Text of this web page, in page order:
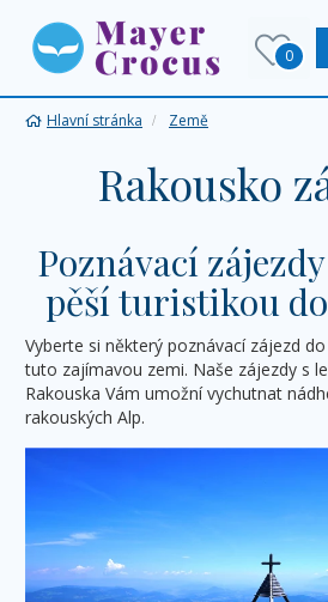
0
Hlavní stránka Země
Rakousko
Poznávací
pěší turistikou
Vyberte si některý poznávací zájezd
tuto zajímavou zemi. Naše zájezdy s
Rakouska Vám umožní vychutnat
rakouských Alp.